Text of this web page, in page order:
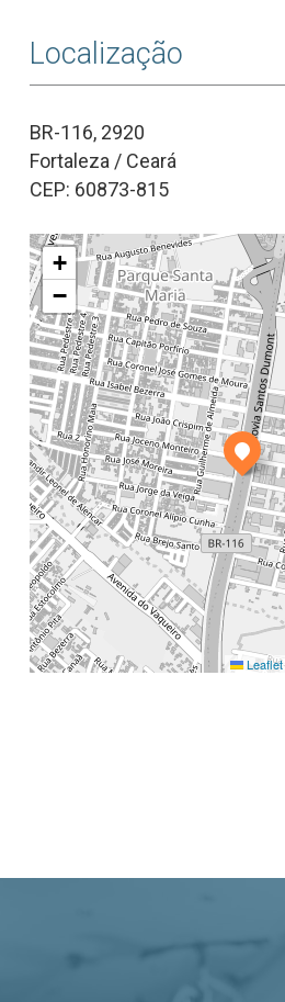
Localização
BR-116, 2920
Fortaleza / Ceará
CEP: 60873-815
+
−
Leaflet